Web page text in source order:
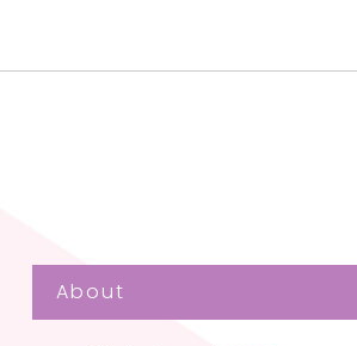
About